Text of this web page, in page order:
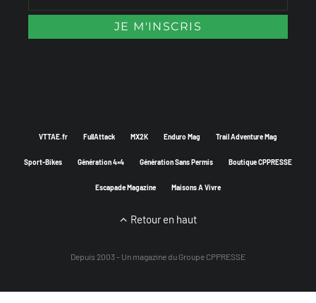
VTTAE.fr FullAttack MX2K Enduro Mag Trail Adventure Mag
Sport-Bikes Génération 4×4 Génération Sans Permis Boutique CPPRESSE
Escapade Magazine Maisons A Vivre
Retour en haut
Depuis 2003 - Un magazine du Groupe CPPRESSE